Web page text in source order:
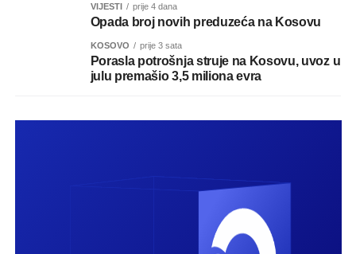
VIJESTI prije 4 dana
Opada broj novih preduzeća na Kosovu
KOSOVO prije 3 sata
Porasla potrošnja struje na Kosovu, uvoz u
julu premašio 3,5 miliona evra